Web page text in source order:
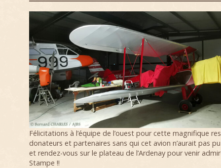
Félicitations à l’équipe de l’ouest pour cette magnifique
donateurs et partenaires sans qui cet avion n’aurait pas
et rendez-vous sur le plateau de l’Ardenay pour venir
Stampe !!